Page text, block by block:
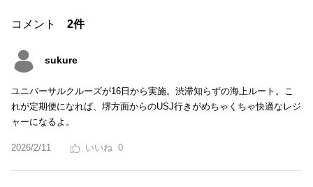
コメント 2件
sukure
ユニバーサルクルーズが16日から実施。渋滞知らずの海上ルート。こ
れが定期便になれば、堺方面からのUSJ行きがめちゃくちゃ快適なレジ
ャーになるよ。
2026/2/11 0